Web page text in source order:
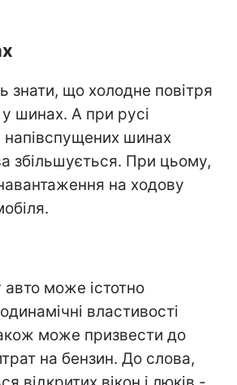
знати, що холодне повітря
шинах. А при русі
напівспущених шинах
збільшується. При цьому,
на ходову
авто може істотно
властивості
може призвести до
на бензин. До слова,